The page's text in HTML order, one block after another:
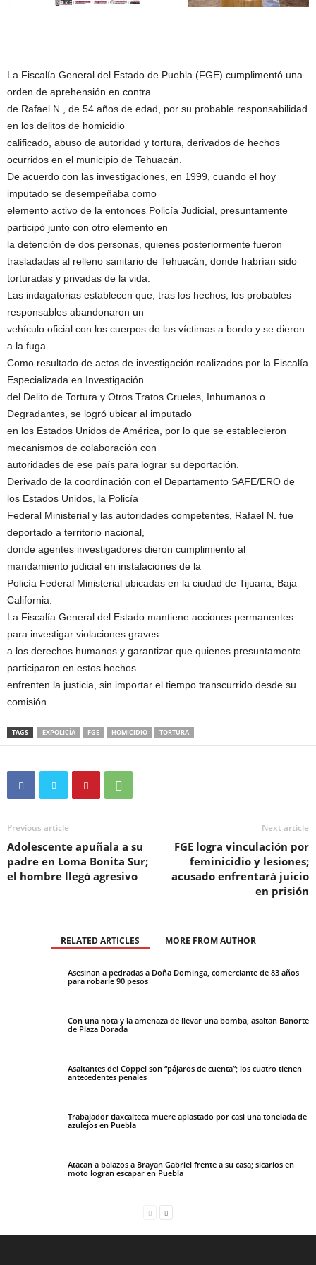
La Fiscalía General del Estado de Puebla (FGE) cumplimentó una
orden de aprehensión en contra
de Rafael N., de 54 años de edad, por su probable responsabilidad
en los delitos de homicidio
calificado, abuso de autoridad y tortura, derivados de hechos
ocurridos en el municipio de Tehuacán.
De acuerdo con las investigaciones, en 1999, cuando el hoy
imputado se desempeñaba como
elemento activo de la entonces Policía Judicial, presuntamente
participó junto con otro elemento en
la detención de dos personas, quienes posteriormente fueron
trasladadas al relleno sanitario de Tehuacán, donde habrían sido
torturadas y privadas de la vida.
Las indagatorias establecen que, tras los hechos, los probables
responsables abandonaron un
vehículo oficial con los cuerpos de las víctimas a bordo y se dieron
a la fuga.
Como resultado de actos de investigación realizados por la Fiscalía
Especializada en Investigación
del Delito de Tortura y Otros Tratos Crueles, Inhumanos o
Degradantes, se logró ubicar al imputado
en los Estados Unidos de América, por lo que se establecieron
mecanismos de colaboración con
autoridades de ese país para lograr su deportación.
Derivado de la coordinación con el Departamento SAFE/ERO de
los Estados Unidos, la Policía
Federal Ministerial y las autoridades competentes, Rafael N. fue
deportado a territorio nacional,
donde agentes investigadores dieron cumplimiento al
mandamiento judicial en instalaciones de la
Policía Federal Ministerial ubicadas en la ciudad de Tijuana, Baja
California.
La Fiscalía General del Estado mantiene acciones permanentes
para investigar violaciones graves
a los derechos humanos y garantizar que quienes presuntamente
participaron en estos hechos
enfrenten la justicia, sin importar el tiempo transcurrido desde su
comisión
TAGS EXPOLICÍA FGE HOMICIDIO TORTURA
Previous article
Adolescente apuñala a su
padre en Loma Bonita Sur;
el hombre llegó agresivo
Next article
FGE logra vinculación por
feminicidio y lesiones;
acusado enfrentará juicio
en prisión
RELATED ARTICLES MORE FROM AUTHOR
Asesinan a pedradas a Doña Dominga, comerciante de 83 años
para robarle 90 pesos
Con una nota y la amenaza de llevar una bomba, asaltan Banorte
de Plaza Dorada
Asaltantes del Coppel son “pájaros de cuenta”; los cuatro tienen
antecedentes penales
Trabajador tlaxcalteca muere aplastado por casi una tonelada de
azulejos en Puebla
Atacan a balazos a Brayan Gabriel frente a su casa; sicarios en
moto logran escapar en Puebla